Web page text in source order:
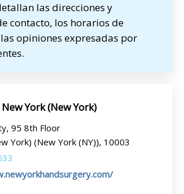
las direcciones y
contacto, los horarios de
opiniones expresadas por
York (New York)
95 8th Floor
York) (New York (NY)), 10003